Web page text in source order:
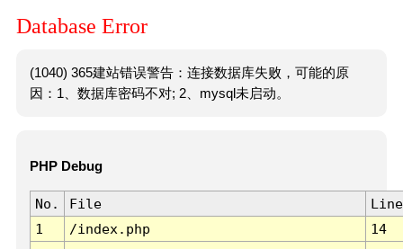
Database Error
(1040) 365建站错误警告：连接数据库失败，可能的原
因：1、数据库密码不对; 2、mysql未启动。
PHP Debug
No. File
Line
1
/index.php 14